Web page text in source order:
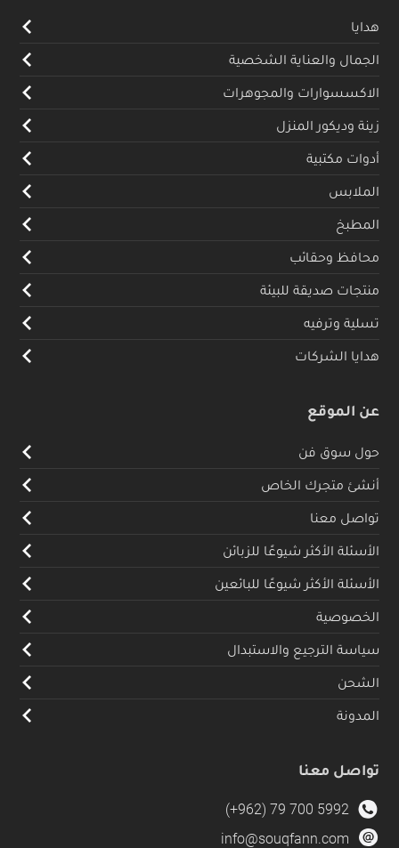
هدايا
الجمال والعناية الشخصية
الاكسسوارات والمجوهرات
زينة وديكور المنزل
أدوات مكتبية
الملابس
المطبخ
محافظ وحقائب
منتجات صديقة للبيئة
تسلية وترفيه
هدايا الشركات
عن الموقع
حول سوق فن
أنشئ متجرك الخاص
تواصل معنا
الأسئلة الأكثر شيوعًا للزبائن
الأسئلة الأكثر شيوعًا للبائعين
الخصوصية
سياسة الترجيع والاستبدال
الشحن
المدونة
تواصل معنا
(+962) 79 700 5992
info@souqfann.com